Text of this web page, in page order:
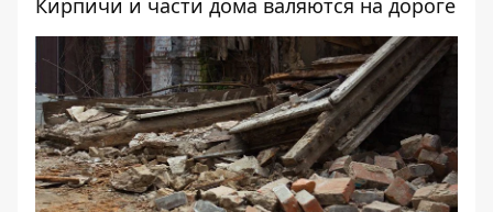
Кирпичи и части дома валяются на дороге